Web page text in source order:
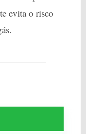
evita o risco